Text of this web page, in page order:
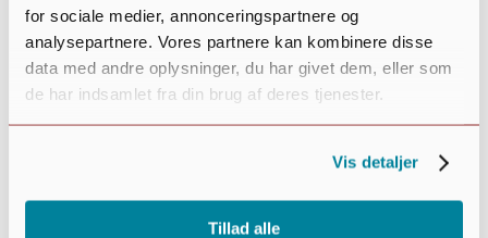
for sociale medier, annonceringspartnere og
analysepartnere. Vores partnere kan kombinere disse
data med andre oplysninger, du har givet dem, eller som
de har indsamlet fra din brug af deres tjenester.
Vis detaljer
Tillad alle
Open
filter
Close
Begivenhedstype
Diverse
Film
For familier